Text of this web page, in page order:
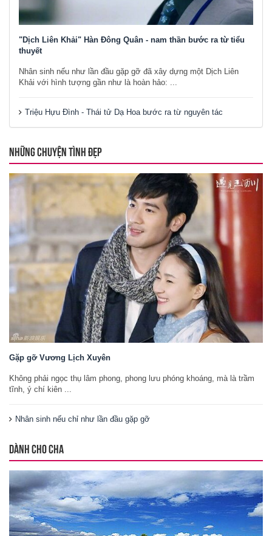
"Dịch Liên Khải" Hàn Đông Quân - nam thần bước ra từ tiểu
thuyết
Nhân sinh nếu như lần đầu gặp gỡ đã xây dựng một Dịch Liên
Khải với hình tượng gần như là hoàn hảo: ...
Triệu Hựu Đình - Thái tử Dạ Hoa bước ra từ nguyên tác
NHỮNG CHUYỆN TÌNH ĐẸP
Gặp gỡ Vương Lịch Xuyên
Không phải ngọc thụ lâm phong, phong lưu phóng khoáng, mà là trầm
tĩnh, ý chí kiên ...
Nhân sinh nếu chỉ như lần đầu gặp gỡ
DÀNH CHO CHA